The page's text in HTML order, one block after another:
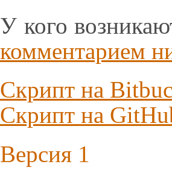
У кого
комментарием
Скрипт на
Скрипт на
Версия 1